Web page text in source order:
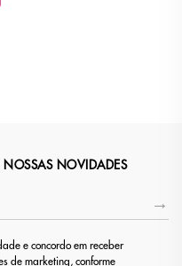
NOSSAS NOVIDADES
e concordo em receber
de marketing, conforme